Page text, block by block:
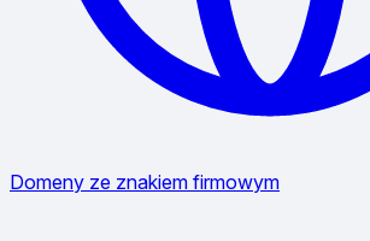
Domeny ze znakiem firmowym